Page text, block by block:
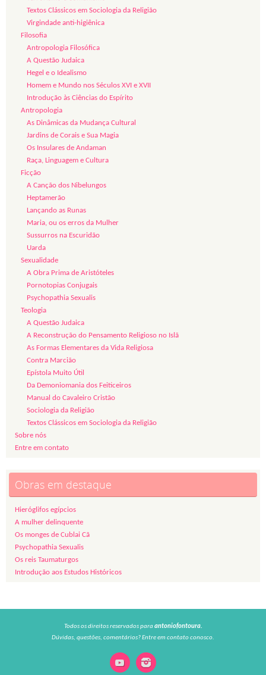
Textos Clássicos em Sociologia da Religião
Virgindade anti-higiênica
Filosofia
Antropologia Filosófica
A Questão Judaica
Hegel e o Idealismo
Homem e Mundo nos Séculos XVI e XVII
Introdução às Ciências do Espírito
Antropologia
As Dinâmicas da Mudança Cultural
Jardins de Corais e Sua Magia
Os Insulares de Andaman
Raça, Linguagem e Cultura
Ficção
A Canção dos Nibelungos
Heptamerão
Lançando as Runas
Maria, ou os erros da Mulher
Sussurros na Escuridão
Uarda
Sexualidade
A Obra Prima de Aristóteles
Pornotopias Conjugais
Psychopathia Sexualis
Teologia
A Questão Judaica
A Reconstrução do Pensamento Religioso no Islã
As Formas Elementares da Vida Religiosa
Contra Marcião
Epístola Muito Útil
Da Demoniomania dos Feiticeiros
Manual do Cavaleiro Cristão
Sociologia da Religião
Textos Clássicos em Sociologia da Religião
Sobre nós
Entre em contato
Obras em destaque
Hieróglifos egípcios
A mulher delinquente
Os monges de Cublai Cã
Psychopathia Sexualis
Os reis Taumaturgos
Introdução aos Estudos Históricos
Todos os direitos reservados para antoniofontoura.
Dúvidas, questões, comentários? Entre em contato conosco.